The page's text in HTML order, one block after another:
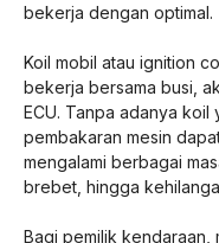
bekerja dengan optimal.
Koil mobil atau ignition
bekerja bersama busi,
ECU. Tanpa adanya
pembakaran mesin
mengalami berbagai
brebet, hingga
Bagi pemilik kendaraan,